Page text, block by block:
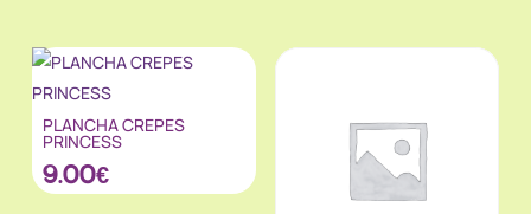
PLANCHA CREPES
PRINCESS
9.00€